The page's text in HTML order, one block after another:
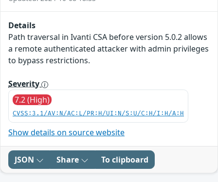
Details
Path traversal in Ivanti CSA before version 5.0.2 allows
a remote authenticated attacker with admin privileges
to bypass restrictions.
Severity
7.2 (High)
CVSS:3.1/AV:N/AC:L/PR:H/UI:N/S:U/C:H/I:H/A:H
Show details on source website
JSON Share To clipboard